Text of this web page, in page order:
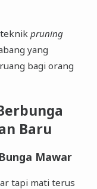
pruning
yang
bagi orang
Baru
Mawar
tapi mati terus